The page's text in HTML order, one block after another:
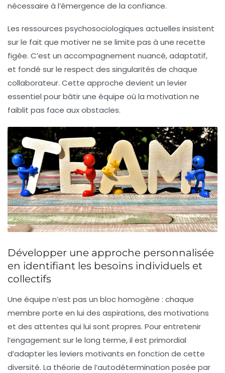
nécessaire à l’émergence de la confiance.
Les ressources psychosociologiques actuelles insistent
sur le fait que motiver ne se limite pas à une recette
figée. C’est un accompagnement nuancé, adaptatif,
et fondé sur le respect des singularités de chaque
collaborateur. Cette approche devient un levier
essentiel pour bâtir une équipe où la motivation ne
faiblit pas face aux obstacles.
Développer une approche personnalisée
en identifiant les besoins individuels et
collectifs
Une équipe n’est pas un bloc homogène : chaque
membre porte en lui des aspirations, des motivations
et des attentes qui lui sont propres. Pour entretenir
l’engagement sur le long terme, il est primordial
d’adapter les leviers motivants en fonction de cette
diversité. La théorie de l’autodétermination posée par